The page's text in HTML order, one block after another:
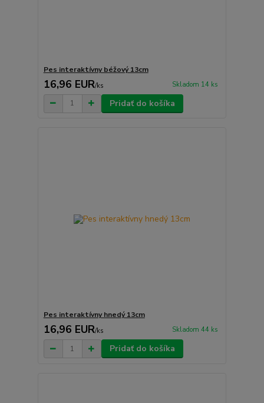
Pes interaktívny béžový 13cm
16,96 EUR/ks Skladom 14 ks
Pridať do košíka
Pes interaktívny hnedý 13cm
16,96 EUR/ks Skladom 44 ks
Pridať do košíka